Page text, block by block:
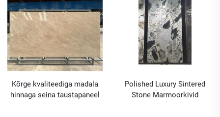
Kõrge kvaliteediga madala
hinnaga seina taustapaneel
Polished Luxury Sintered
Stone Marmoorkivid